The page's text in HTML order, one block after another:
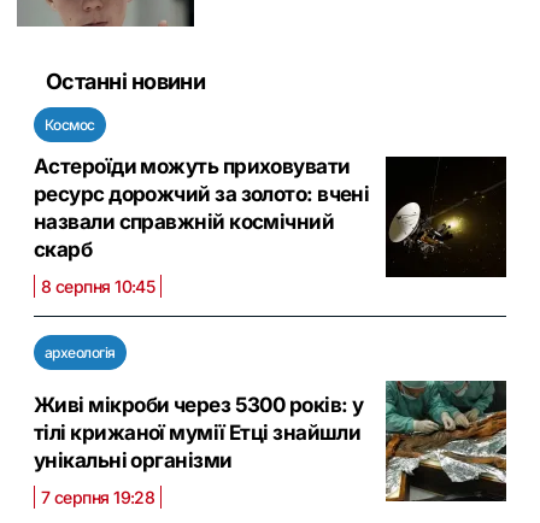
Останні новини
Космос
Астероїди можуть приховувати
ресурс дорожчий за золото: вчені
назвали справжній космічний
скарб
8 серпня 10:45
археологія
Живі мікроби через 5300 років: у
тілі крижаної мумії Етці знайшли
унікальні організми
7 серпня 19:28